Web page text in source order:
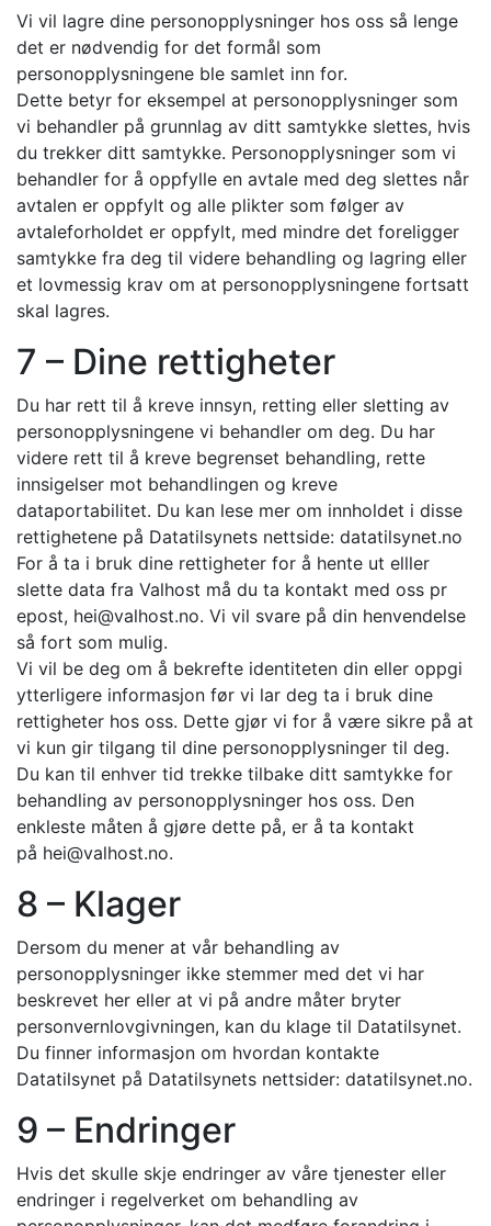
Vi vil lagre dine personopplysninger hos oss så lenge
det er nødvendig for det formål som
personopplysningene ble samlet inn for.
Dette betyr for eksempel at personopplysninger som
vi behandler på grunnlag av ditt samtykke slettes, hvis
du trekker ditt samtykke. Personopplysninger som vi
behandler for å oppfylle en avtale med deg slettes når
avtalen er oppfylt og alle plikter som følger av
avtaleforholdet er oppfylt, med mindre det foreligger
samtykke fra deg til videre behandling og lagring eller
et lovmessig krav om at personopplysningene fortsatt
skal lagres.
7 – Dine rettigheter
Du har rett til å kreve innsyn, retting eller sletting av
personopplysningene vi behandler om deg. Du har
videre rett til å kreve begrenset behandling, rette
innsigelser mot behandlingen og kreve
dataportabilitet. Du kan lese mer om innholdet i disse
rettighetene på Datatilsynets nettside: datatilsynet.no
For å ta i bruk dine rettigheter for å hente ut elller
slette data fra Valhost må du ta kontakt med oss pr
epost, hei@valhost.no. Vi vil svare på din henvendelse
så fort som mulig.
Vi vil be deg om å bekrefte identiteten din eller oppgi
ytterligere informasjon før vi lar deg ta i bruk dine
rettigheter hos oss. Dette gjør vi for å være sikre på at
vi kun gir tilgang til dine personopplysninger til deg.
Du kan til enhver tid trekke tilbake ditt samtykke for
behandling av personopplysninger hos oss. Den
enkleste måten å gjøre dette på, er å ta kontakt
på hei@valhost.no.
8 – Klager
Dersom du mener at vår behandling av
personopplysninger ikke stemmer med det vi har
beskrevet her eller at vi på andre måter bryter
personvernlovgivningen, kan du klage til Datatilsynet.
Du finner informasjon om hvordan kontakte
Datatilsynet på Datatilsynets nettsider: datatilsynet.no.
9 – Endringer
Hvis det skulle skje endringer av våre tjenester eller
endringer i regelverket om behandling av